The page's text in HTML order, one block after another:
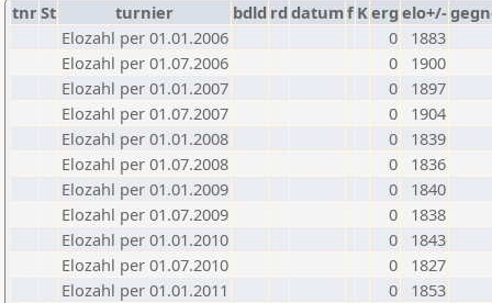
tnrSt turnier bdld rd datumf Kerg elo+/-
Elozahl per 01.01.2006
0
1883
Elozahl per 01.07.2006
0
1900
Elozahl per 01.01.2007
0
1897
Elozahl per 01.07.2007
0
1904
Elozahl per 01.01.2008
0
1839
Elozahl per 01.07.2008
0
1836
Elozahl per 01.01.2009
0
1840
Elozahl per 01.07.2009
0
1838
Elozahl per 01.01.2010
0
1843
Elozahl per 01.07.2010
0
1827
Elozahl per 01.01.2011
0
1853